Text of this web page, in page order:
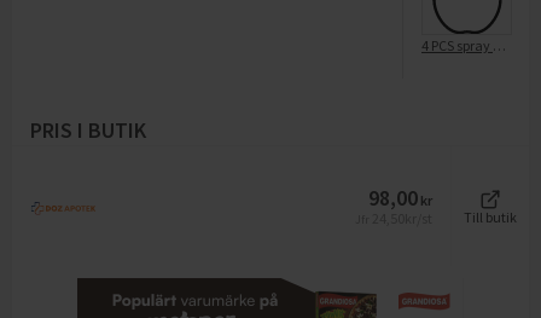
4 PCS spray nozzle set
PRIS I BUTIK
98,00 kr
Till butik